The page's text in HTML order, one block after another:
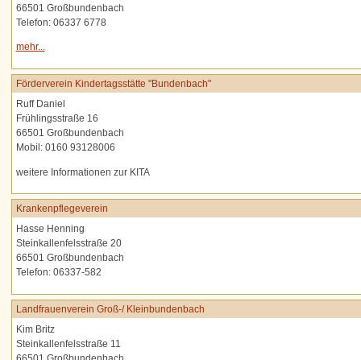
66501 Großbundenbach
Telefon: 06337 6778
mehr...
Förderverein Kindertagsstätte "Bundenbach"
Ruff Daniel
Frühlingsstraße 16
66501 Großbundenbach
Mobil: 0160 93128006
weitere Informationen zur KITA
Krankenpflegeverein
Hasse Henning
Steinkallenfelsstraße 20
66501 Großbundenbach
Telefon: 06337-582
Landfrauenverein Groß-/ Kleinbundenbach
Kim Britz
Steinkallenfelsstraße 11